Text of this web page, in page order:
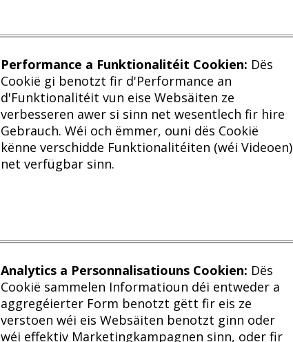
Performance a Funktionalitéit Cookien: Dës
Cookië gi benotzt fir d'Performance an
d'Funktionalitéit vun eise Websäiten ze
verbesseren awer si sinn net wesentlech fir hire
Gebrauch. Wéi och ëmmer, ouni dës Cookië
kënne verschidde Funktionalitéiten (wéi Videoen)
net verfügbar sinn.
Analytics a Personnalisatiouns Cookien: Dës
Cookië sammelen Informatioun déi entweder a
aggregéierter Form benotzt gëtt fir eis ze
verstoen wéi eis Websäiten benotzt ginn oder
wéi effektiv Marketingkampagnen sinn, oder fir